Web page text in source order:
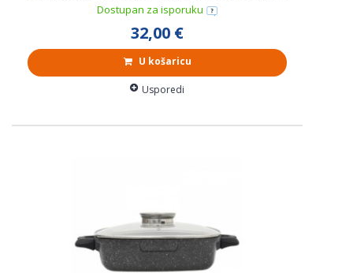
Dostupan za isporuku
32,00 €
U košaricu
Usporedi